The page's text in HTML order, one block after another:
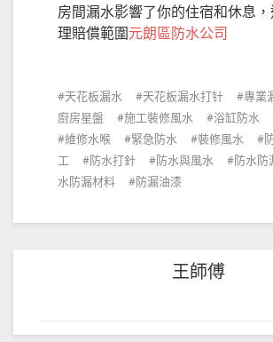
房間漏水影響了你的住宿和休息
理賠償範圍元朗區防水公司
天花板漏水 天花板漏水打针
專業
廚房星盤
施工裝修風水 浴缸防水
維修水喉
緊急防水 裝修風水
工
防水打針 防水與風水 防水防
水防漏材料
防漏油漆
王師傅